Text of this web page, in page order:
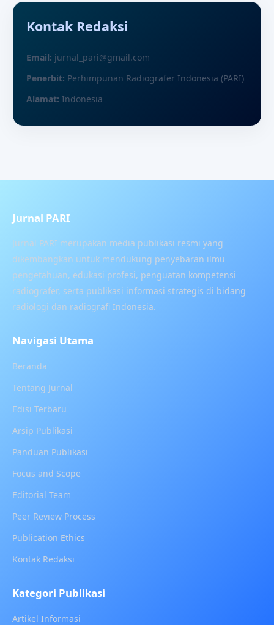
Kontak Redaksi
Email: jurnal_pari@gmail.com
Penerbit: Perhimpunan Radiografer Indonesia (PARI)
Alamat: Indonesia
Jurnal PARI
Jurnal PARI merupakan media publikasi resmi yang
dikembangkan untuk mendukung penyebaran ilmu
pengetahuan, edukasi profesi, penguatan kompetensi
radiografer, serta publikasi informasi strategis di bidang
radiologi dan radiografi Indonesia.
Navigasi Utama
Beranda
Tentang Jurnal
Edisi Terbaru
Arsip Publikasi
Panduan Publikasi
Focus and Scope
Editorial Team
Peer Review Process
Publication Ethics
Kontak Redaksi
Kategori Publikasi
Artikel Informasi